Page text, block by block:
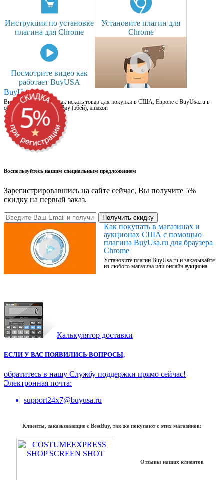
Инструкция по установке
плагина для Chrome
Установите плагин для
Chrome
Посмотрите видео как
работает BuyUSA
BuyUsa.ru
Видео для новичков: как искать товар для покупки в США, Европе с BuyUsa.ru в
онлайн магазинах, на eBay (эбей), amazon
Воспользуйтесь нашим специальным предложением
Зарегистрировавшись на сайте сейчас, Вы получите 5%
скидку на первый заказ.
Получить скидку
Как покупать в магазинах и
аукционах США с помощью
плагина BuyUsa.ru для браузера
Chrome
Установите плагин BuyUsa.ru и заказывайте
из любого магазина или онлайн аукциона
Калькулятор доставки
ЕСЛИ У ВАС ПОЯВИЛИСЬ ВОПРОСЫ,
обратитесь в нашу Службу поддержки прямо сейчас!
Электронная почта:
support24x7@buyusa.ru
Клиенты, заказывающие с BestBuy, так же покупают с этих магазинов:
Отзывы наших клиентов